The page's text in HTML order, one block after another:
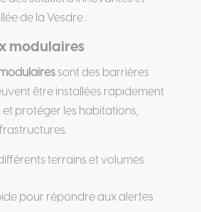
de la Vesdre :
modulaires
sont des barrières
être installées rapidement
et protéger les habitations,
terrains et volumes
pour répondre aux alertes